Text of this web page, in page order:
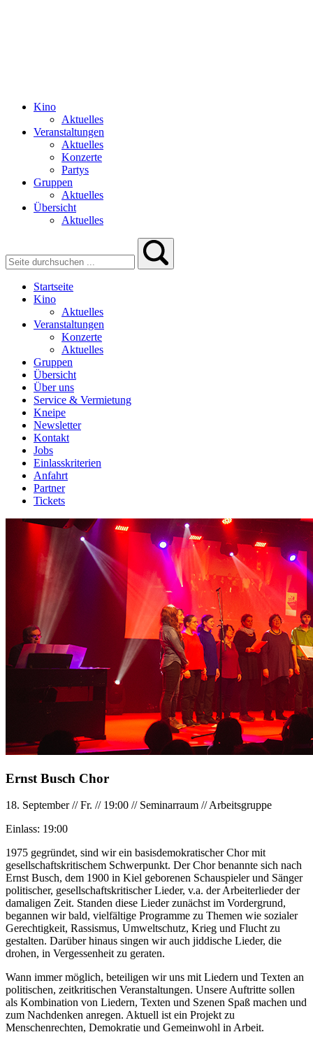
Kino
Aktuelles
Veranstaltungen
Aktuelles
Konzerte
Partys
Gruppen
Aktuelles
Übersicht
Aktuelles
Startseite
Kino
Aktuelles
Veranstaltungen
Konzerte
Aktuelles
Gruppen
Übersicht
Über uns
Service & Vermietung
Kneipe
Newsletter
Kontakt
Jobs
Einlasskriterien
Anfahrt
Partner
Tickets
Ernst Busch Chor
18. September//Fr. // 19:00 // Seminarraum //Arbeitsgruppe
Einlass: 19:00
1975 gegründet, sind wir ein basisdemokratischer Chor mit
gesellschaftskritischem Schwerpunkt. Der Chor benannte sich nach
Ernst Busch, dem 1900 in Kiel geborenen Schauspieler und Sänger
politischer, gesellschaftskritischer Lieder, v.a. der Arbeiterlieder der
damaligen Zeit. Standen diese Lieder zunächst im Vordergrund,
begannen wir bald, vielfältige Programme zu Themen wie sozialer
Gerechtigkeit, Rassismus, Umweltschutz, Krieg und Flucht zu
gestalten. Darüber hinaus singen wir auch jiddische Lieder, die
drohen, in Vergessenheit zu geraten.
Wann immer möglich, beteiligen wir uns mit Liedern und Texten an
politischen, zeitkritischen Veranstaltungen. Unsere Auftritte sollen
als Kombination von Liedern, Texten und Szenen Spaß machen und
zum Nachdenken anregen. Aktuell ist ein Projekt zu
Menschenrechten, Demokratie und Gemeinwohl in Arbeit.